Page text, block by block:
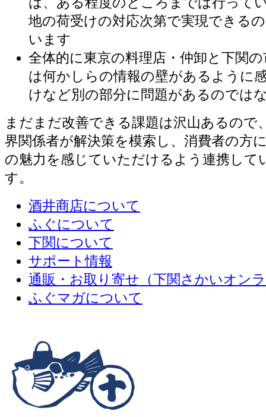
地の荷受けの対応次第で実現できる
います
全体的に東京の料理店・仲卸と下関
は何かしらの情報の壁があるように
けなど別の部分に問題があるのでは
まだまだ改善できる課題は沢山あるので
界関係者が解決策を模索し、消費者の方
の魅力を感じていただけるよう連携して
す。
酒井商店について
ふぐについて
下関について
サポート情報
通販・お取り寄せ（下関さかいオン
ふぐマガについて